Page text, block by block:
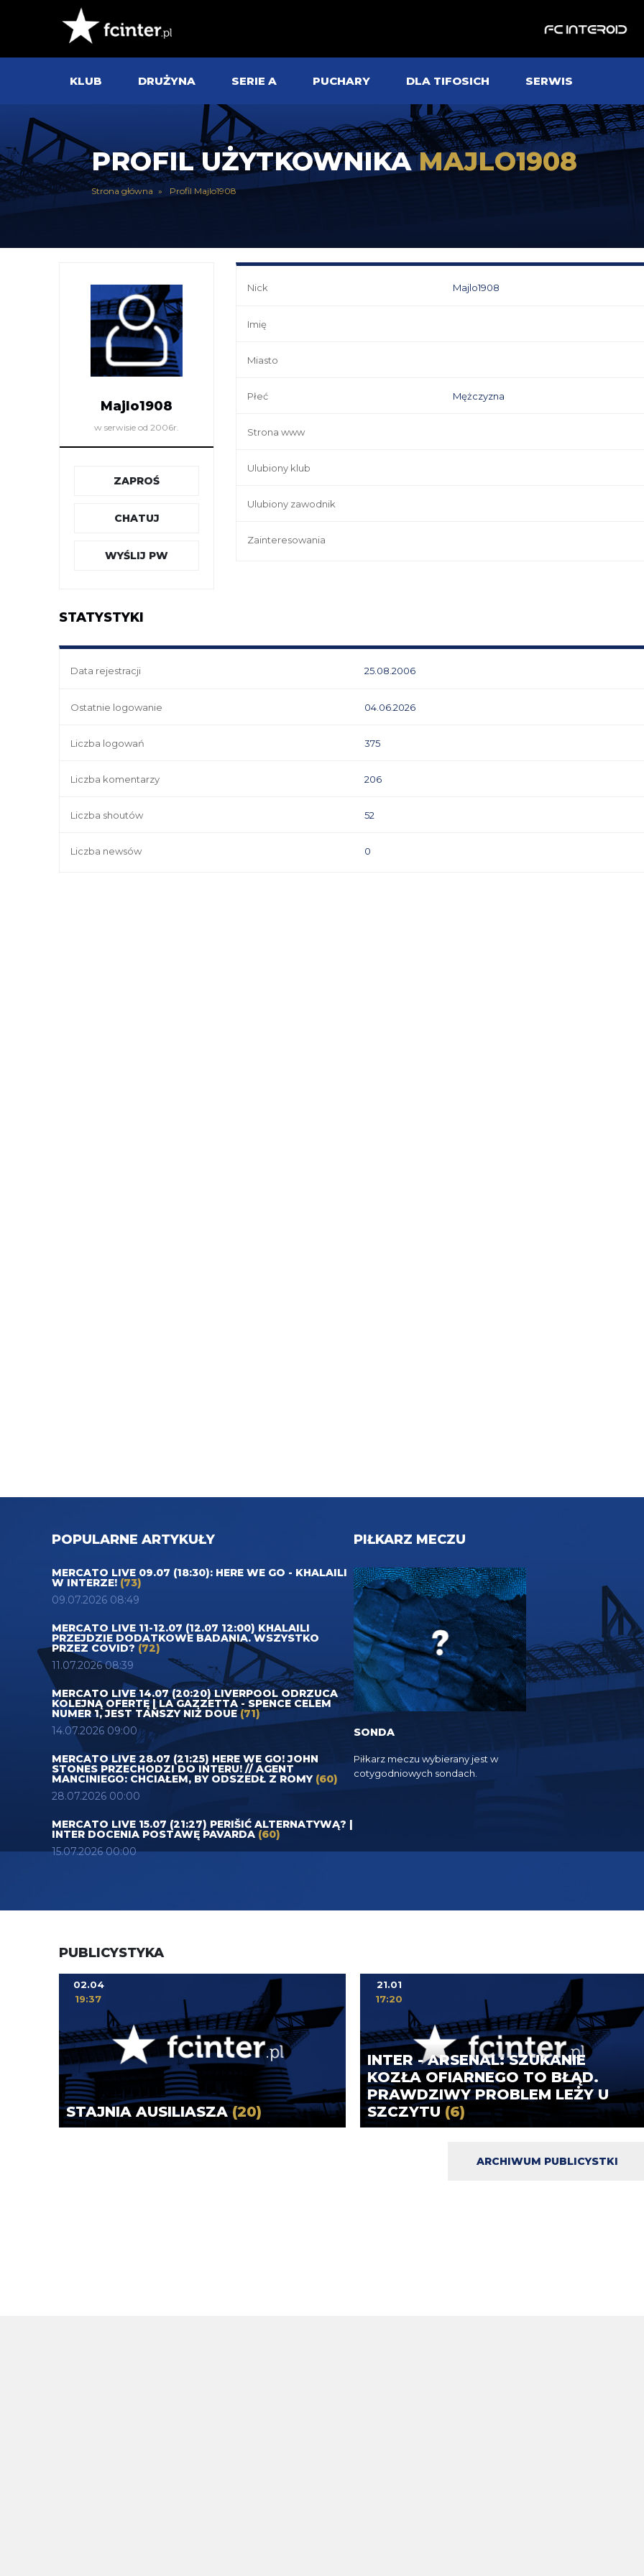
KLUB DRUŻYNA SERIE A PUCHARY DLA TIFOSICH SERWIS
PROFIL UŻYTKOWNIKAMAJLO1908
Strona główna Profil Majlo1908
Majlo1908
w serwisie od 2006r.
ZAPROŚ
CHATUJ
WYŚLIJ PW
Nick Majlo1908
Imię
Miasto
Płeć Mężczyzna
Strona www
Ulubiony klub
Ulubiony zawodnik
Zainteresowania
STATYSTYKI
Data rejestracji 25.08.2006
Ostatnie logowanie 04.06.2026
Liczba logowań 375
Liczba komentarzy 206
Liczba shoutów 52
Liczba newsów 0
POPULARNE ARTYKUŁY
MERCATO LIVE 09.07 (18:30): HERE WE GO - KHALAILI
W INTERZE! (73)
09.07.2026 08:49
MERCATO LIVE 11-12.07 (12.07 12:00) KHALAILI
PRZEJDZIE DODATKOWE BADANIA. WSZYSTKO
PRZEZ COVID? (72)
11.07.2026 08:39
MERCATO LIVE 14.07 (20:20) LIVERPOOL ODRZUCA
KOLEJNĄ OFERTĘ | LA GAZZETTA - SPENCE CELEM
NUMER 1, JEST TAŃSZY NIŻ DOUE(71)
14.07.2026 09:00
MERCATO LIVE 28.07 (21:25) HERE WE GO! JOHN
STONES PRZECHODZI DO INTERU! // AGENT
MANCINIEGO: CHCIAŁEM, BY ODSZEDŁ Z ROMY (60)
28.07.2026 00:00
MERCATO LIVE 15.07 (21:27) PERIŠIĆ ALTERNATYWĄ? |
INTER DOCENIA POSTAWĘ PAVARDA (60)
15.07.2026 00:00
PIŁKARZ MECZU
SONDA
Piłkarz meczu wybierany jest w
cotygodniowych sondach.
PUBLICYSTYKA
STAJNIA AUSILIASZA(20)
02.04
19:37
INTER - ARSENAL: SZUKANIE
KOZŁA OFIARNEGO TO BŁĄD.
PRAWDZIWY PROBLEM LEŻY U
SZCZYTU (6)
21.01
17:20
ARCHIWUM PUBLICYSTKI